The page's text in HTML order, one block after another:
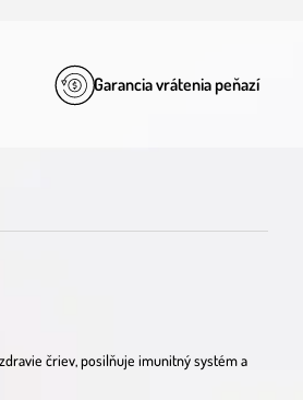
Garancia vrátenia peňazí
čriev, posilňuje imunitný systém a